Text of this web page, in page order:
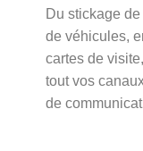
Du stickage
de véhicules,
cartes de
tout vos
de